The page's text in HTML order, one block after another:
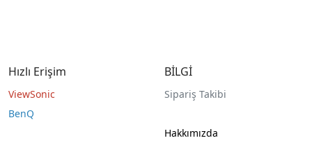
Hızlı Erişim
ViewSonic
BenQ
BİLGİ
Sipariş Takibi
Hakkımızda